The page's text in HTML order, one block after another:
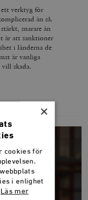
verktyg för
än så.
snarare än
är att sanktioner
i länderna de
är vanliga
skada.
×
cookies för
i enlighet
Läs mer